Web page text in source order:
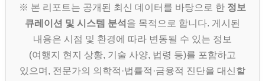
※ 본 리포트는 공개된 최신 데이터를 바탕으로 한 정보
큐레이션 및 시스템 분석 을 목적으로 합니다. 게시된
내용은 시점 및 환경에 따라 변동될 수 있는 정보
(여행지 현지 상황, 기술 사양, 법령 등)를 포함하고
있으며, 전문가의 의학적·법률적·금융적 진단을 대신할